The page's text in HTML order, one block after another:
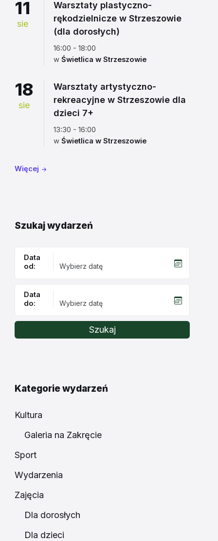
11
sie
Warsztaty plastyczno-
rękodzielnicze w Strzeszowie
(dla dorosłych)
16:00 - 18:00
w Świetlica w Strzeszowie
18
sie
Warsztaty artystyczno-
rekreacyjne w Strzeszowie dla
dzieci 7+
13:30 - 16:00
w Świetlica w Strzeszowie
Więcej
Szukaj wydarzeń
Data
od:
Data
do:
Szukaj
Kategorie wydarzeń
Kultura
Galeria na Zakręcie
Sport
Wydarzenia
Zajęcia
Dla dorosłych
Dla dzieci